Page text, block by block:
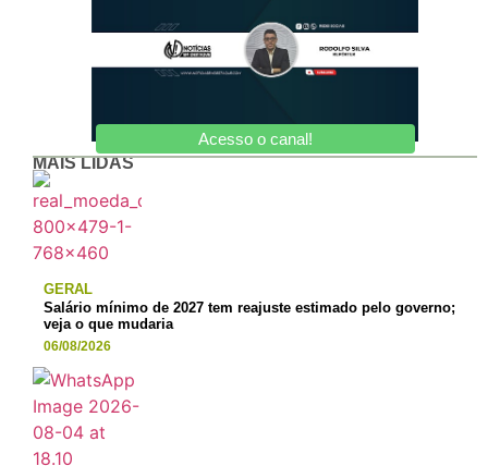
Acesso o canal!
MAIS LIDAS
GERAL
Salário mínimo de 2027 tem reajuste estimado pelo governo;
veja o que mudaria
06/08/2026